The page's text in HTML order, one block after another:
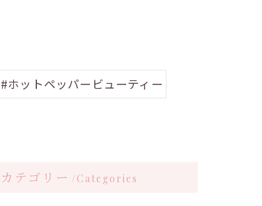
#ホットペッパービューティー
カテゴリー Categories